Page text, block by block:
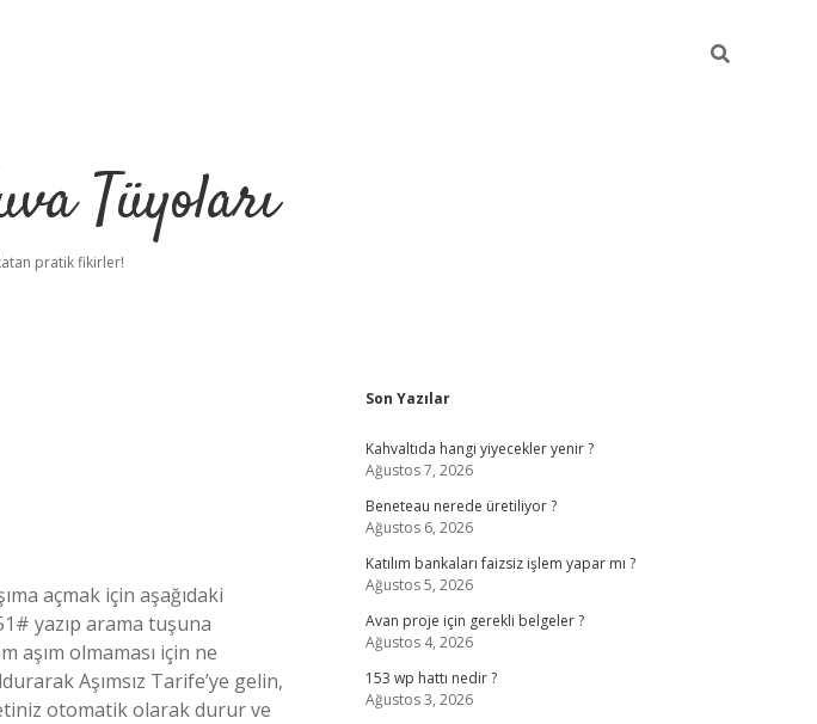
Tüyoları
pratik fikirler!
açmak için aşağıdaki
yazıp arama tuşuna
olmaması için ne
Aşımsız Tarife’ye gelin,
otomatik olarak durur ve
Sidebar
Son Yazılar
Kahvaltıda hangi yiyecekler yenir ?
Ağustos 7, 2026
Beneteau nerede üretiliyor ?
Ağustos 6, 2026
Katılım bankaları faizsiz işlem yapar mı ?
Ağustos 5, 2026
Avan proje için gerekli belgeler ?
Ağustos 4, 2026
153 wp hattı nedir ?
Ağustos 3, 2026